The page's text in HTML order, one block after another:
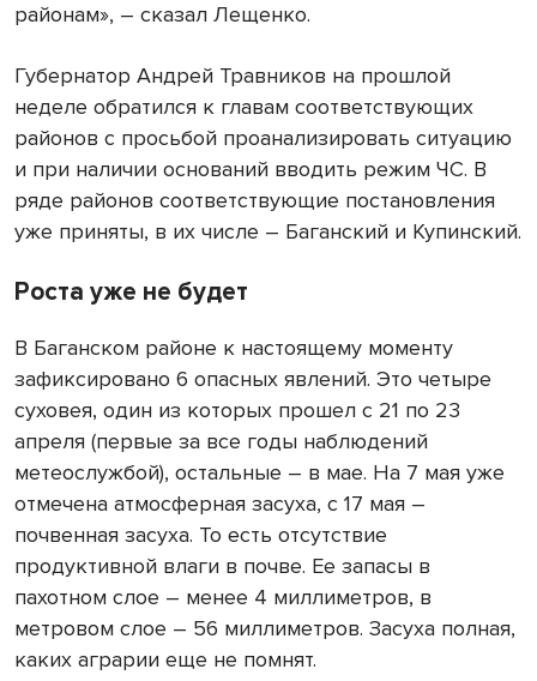
районам», – сказал Лещенко.
Губернатор Андрей Травников на прошлой
неделе обратился к главам соответствующих
районов с просьбой проанализировать ситуацию
и при наличии оснований вводить режим ЧС. В
ряде районов соответствующие постановления
уже приняты, в их числе – Баганский и Купинский.
Роста уже не будет
В Баганском районе к настоящему моменту
зафиксировано 6 опасных явлений. Это четыре
суховея, один из которых прошел с 21 по 23
апреля (первые за все годы наблюдений
метеослужбой), остальные – в мае. На 7 мая уже
отмечена атмосферная засуха, с 17 мая –
почвенная засуха. То есть отсутствие
продуктивной влаги в почве. Ее запасы в
пахотном слое – менее 4 миллиметров, в
метровом слое – 56 миллиметров. Засуха полная,
каких аграрии еще не помнят.